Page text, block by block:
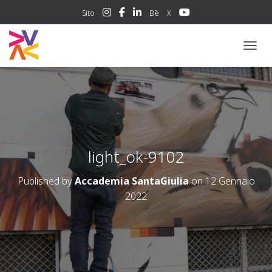
Sito Bē X
light_ok-9102
Published byAccademia SantaGiuliaon12 Gennaio
2022